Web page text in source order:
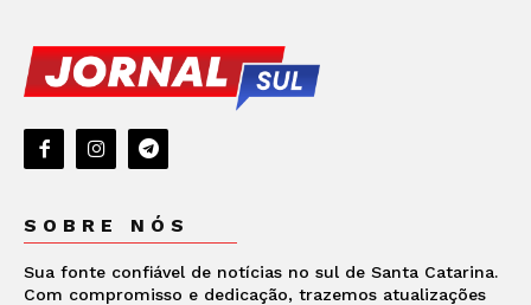
SOBRE NÓS
Sua fonte confiável de notícias no sul de Santa Catarina.
Com compromisso e dedicação, trazemos atualizações